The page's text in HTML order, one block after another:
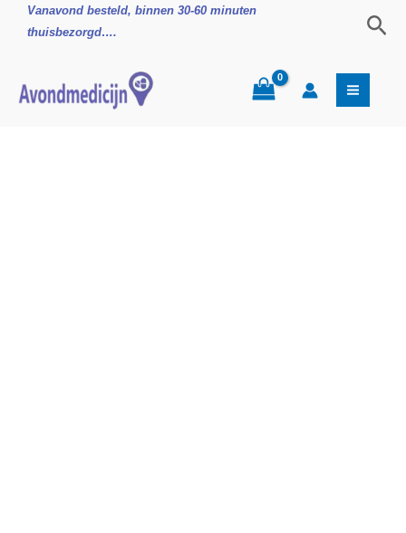
naar
Vanavond besteld, binnen 30-60 minuten
thuisbezorgd….
Attends
Onderleggers